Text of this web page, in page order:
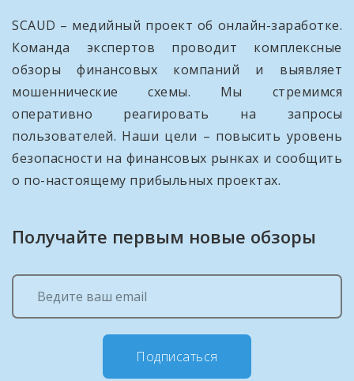
SCAUD – медийный проект об онлайн-заработке.
Команда экспертов проводит комплексные
обзоры финансовых компаний и выявляет
мошеннические схемы. Мы стремимся
оперативно реагировать на запросы
пользователей. Наши цели – повысить уровень
безопасности на финансовых рынках и сообщить
о по-настоящему прибыльных проектах.
Получайте первым новые обзоры
Подписаться